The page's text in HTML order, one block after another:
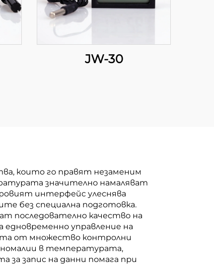
JW-30
които го правят незаменим
значително намаляват
интерфейс улеснява
без специална подготовка.
последователно качество на
управление на
от множество контролни
в температурата,
запис на данни помага при